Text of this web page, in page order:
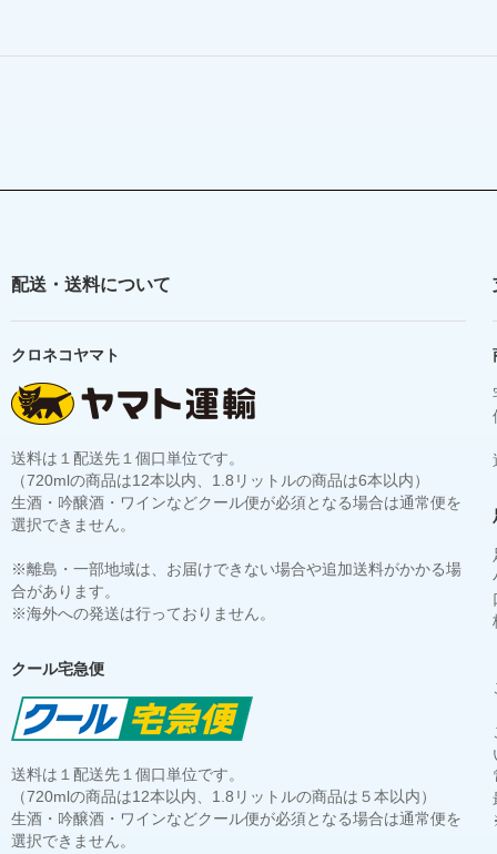
配送・送料について
クロネコヤマト
送料は１配送先１個口単位です。
（720mlの商品は12本以内、1.8リットルの商品は6本以内）
生酒・吟醸酒・ワインなどクール便が必須となる場合は通常便を
選択できません。
※離島・一部地域は、お届けできない場合や追加送料がかかる場
合があります。
※海外への発送は行っておりません。
クール宅急便
送料は１配送先１個口単位です。
（720mlの商品は12本以内、1.8リットルの商品は５本以内）
生酒・吟醸酒・ワインなどクール便が必須となる場合は通常便を
選択できません。